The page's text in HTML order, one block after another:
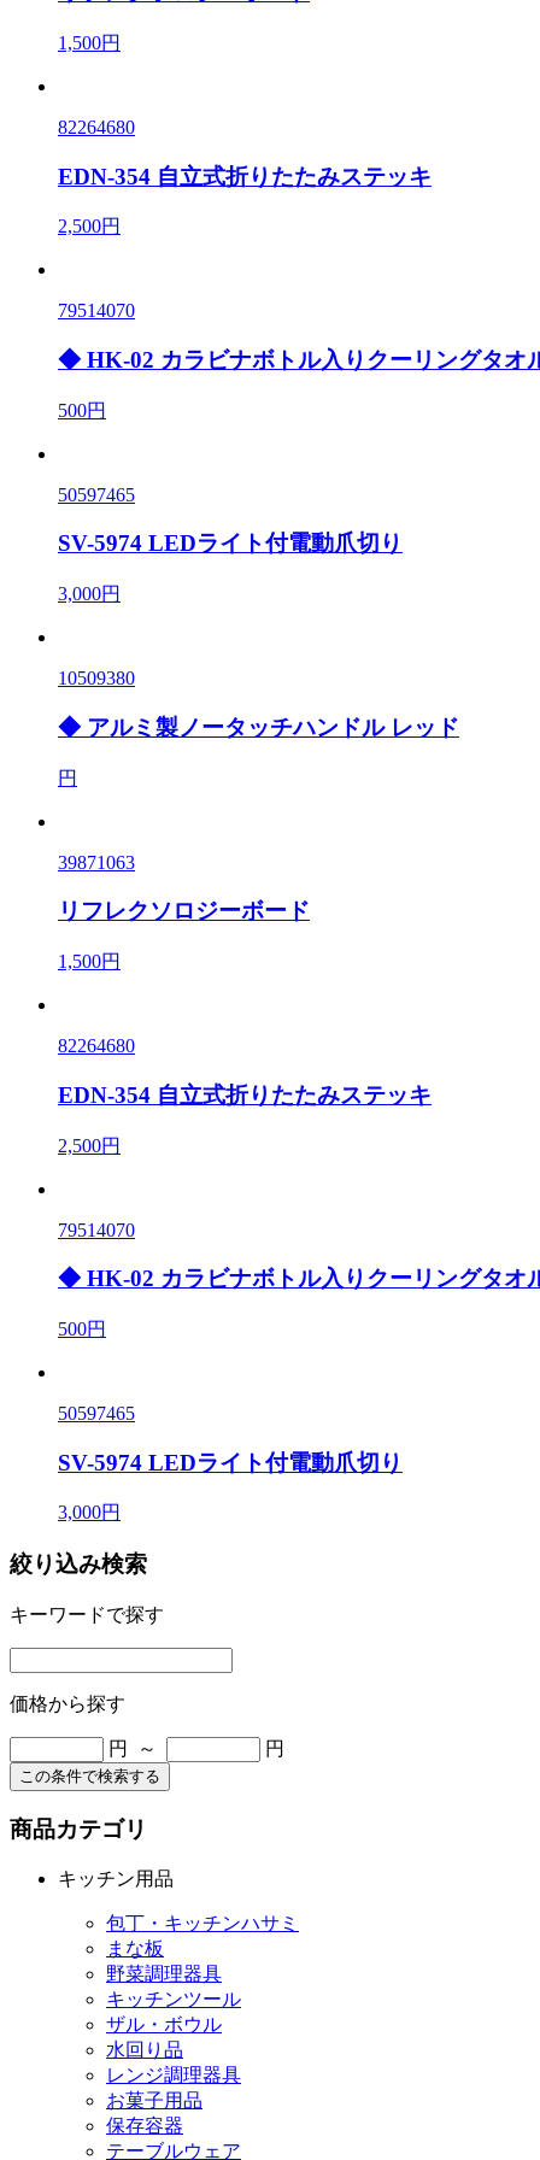
1,500円
82264680
EDN-354 自立式折りたたみステッキ
2,500円
79514070
◆ HK-02 カラビナボトル入りクーリングタオ
500円
50597465
SV-5974 LEDライト付電動爪切り
3,000円
10509380
◆ アルミ製ノータッチハンドル レッド
円
39871063
リフレクソロジーボード
1,500円
82264680
EDN-354 自立式折りたたみステッキ
2,500円
79514070
◆ HK-02 カラビナボトル入りクーリングタオ
500円
50597465
SV-5974 LEDライト付電動爪切り
3,000円
絞り込み検索
キーワードで探す
価格から探す
円 ～ 円
この条件で検索する
商品カテゴリ
キッチン用品
包丁・キッチンハサミ
まな板
野菜調理器具
キッチンツール
ザル・ボウル
水回り品
レンジ調理器具
お菓子用品
保存容器
テーブルウェア